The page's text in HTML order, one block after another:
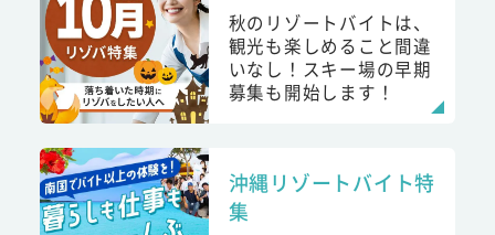
秋のリゾートバイトは、
観光も楽しめること間違
いなし！スキー場の早期
募集も開始します！
沖縄リゾートバイト特
集